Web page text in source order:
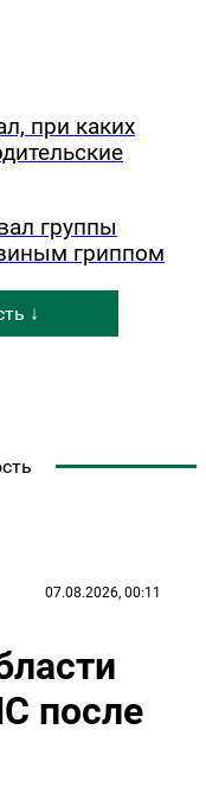
при каких
группы
гриппом
↓
07.08.2026, 00:11
после